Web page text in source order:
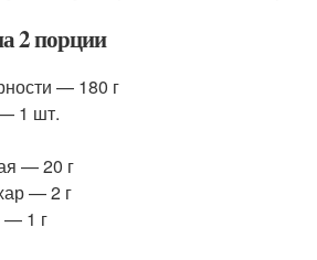
2 порции
— 180 г
1 шт.
— 20 г
— 2 г
— 1 г